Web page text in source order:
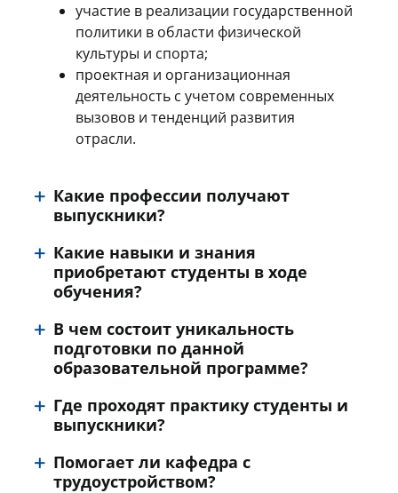
участие в реализации государственной
политики в области физической
культуры и спорта;
проектная и организационная
деятельность с учетом современных
вызовов и тенденций развития
отрасли.
Какие профессии получают
выпускники?
Какие навыки и знания
приобретают студенты в ходе
обучения?
В чем состоит уникальность
подготовки по данной
образовательной программе?
Где проходят практику студенты и
выпускники?
Помогает ли кафедра с
трудоустройством?